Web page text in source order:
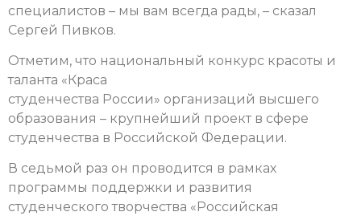
специалистов – мы вам всегда рады, – сказал
Сергей Пивков.
Отметим, что национальный конкурс красоты и
таланта «Краса
студенчества России» организаций высшего
образования – крупнейший проект в сфере
студенчества в Российской Федерации.
В седьмой раз он проводится в рамках
программы поддержки и развития
студенческого творчества «Российская